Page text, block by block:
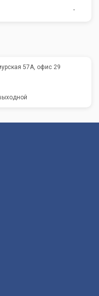
-
57А, офис 29